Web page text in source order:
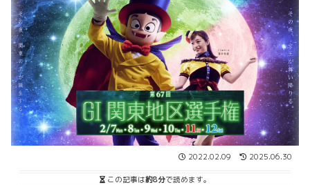
2022.02.09 2025.06.30
この記事は約8分で読めます。